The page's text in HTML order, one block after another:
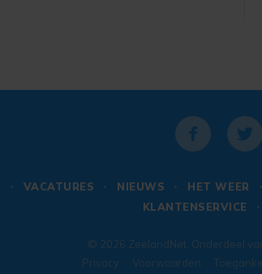
VACATURES NIEUWS HET WEER
KLANTENSERVICE
© 2026 ZeelandNet . Onderdeel
Privacy
Voorwaarden